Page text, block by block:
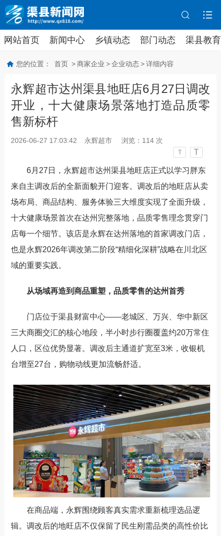
网站首页 新闻中心 乡镇动态 部门动态 渠县教育
您的位置： 首页 > 商家企业 > 企业动态 > 详细内容
永辉超市达州渠县地旺店6月27日调改
开业，十大健康场景落地打造品质零
售新标杆
2026-06-27 17:03:42 永辉超市 浏览： 114次
T T
6月 27 日，永辉超市达州渠县地旺店正式以学习胖东
来自主调改后的全新面貌开门迎客。 调改后的地旺店从卖
场布局、商品结构、服务体验三大维度实现了全面升级 ，
十大健康场景首次在达州完整落地，品质零售理念贯穿门
店每一个细节。该店是永辉在达州落地的首家调改门店，
也是永辉2026年调改第二阶段“精细化深耕”战略在川北区
域的重要实践。
从场域再造到商品重塑，品质零售的达州首秀
门店位于渠县财富中心——老城区、万兴、华中新区
三大商圈交汇的核心地段，半小时步行圈覆盖约20万常住
人口，区位优势显著。调改后主通道扩宽至3米，收银机
台增至27台，购物动线更加流畅舒适。
在商品端，永辉围绕顾客真实需求重新梳理选品逻
辑。调改后的地旺店不仅保留了民生刚需品类的高性价比